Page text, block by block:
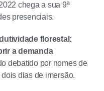
chega a sua 9ª
presenciais.
florestal:
a demanda
debatido por nomes de
dias de imersão.